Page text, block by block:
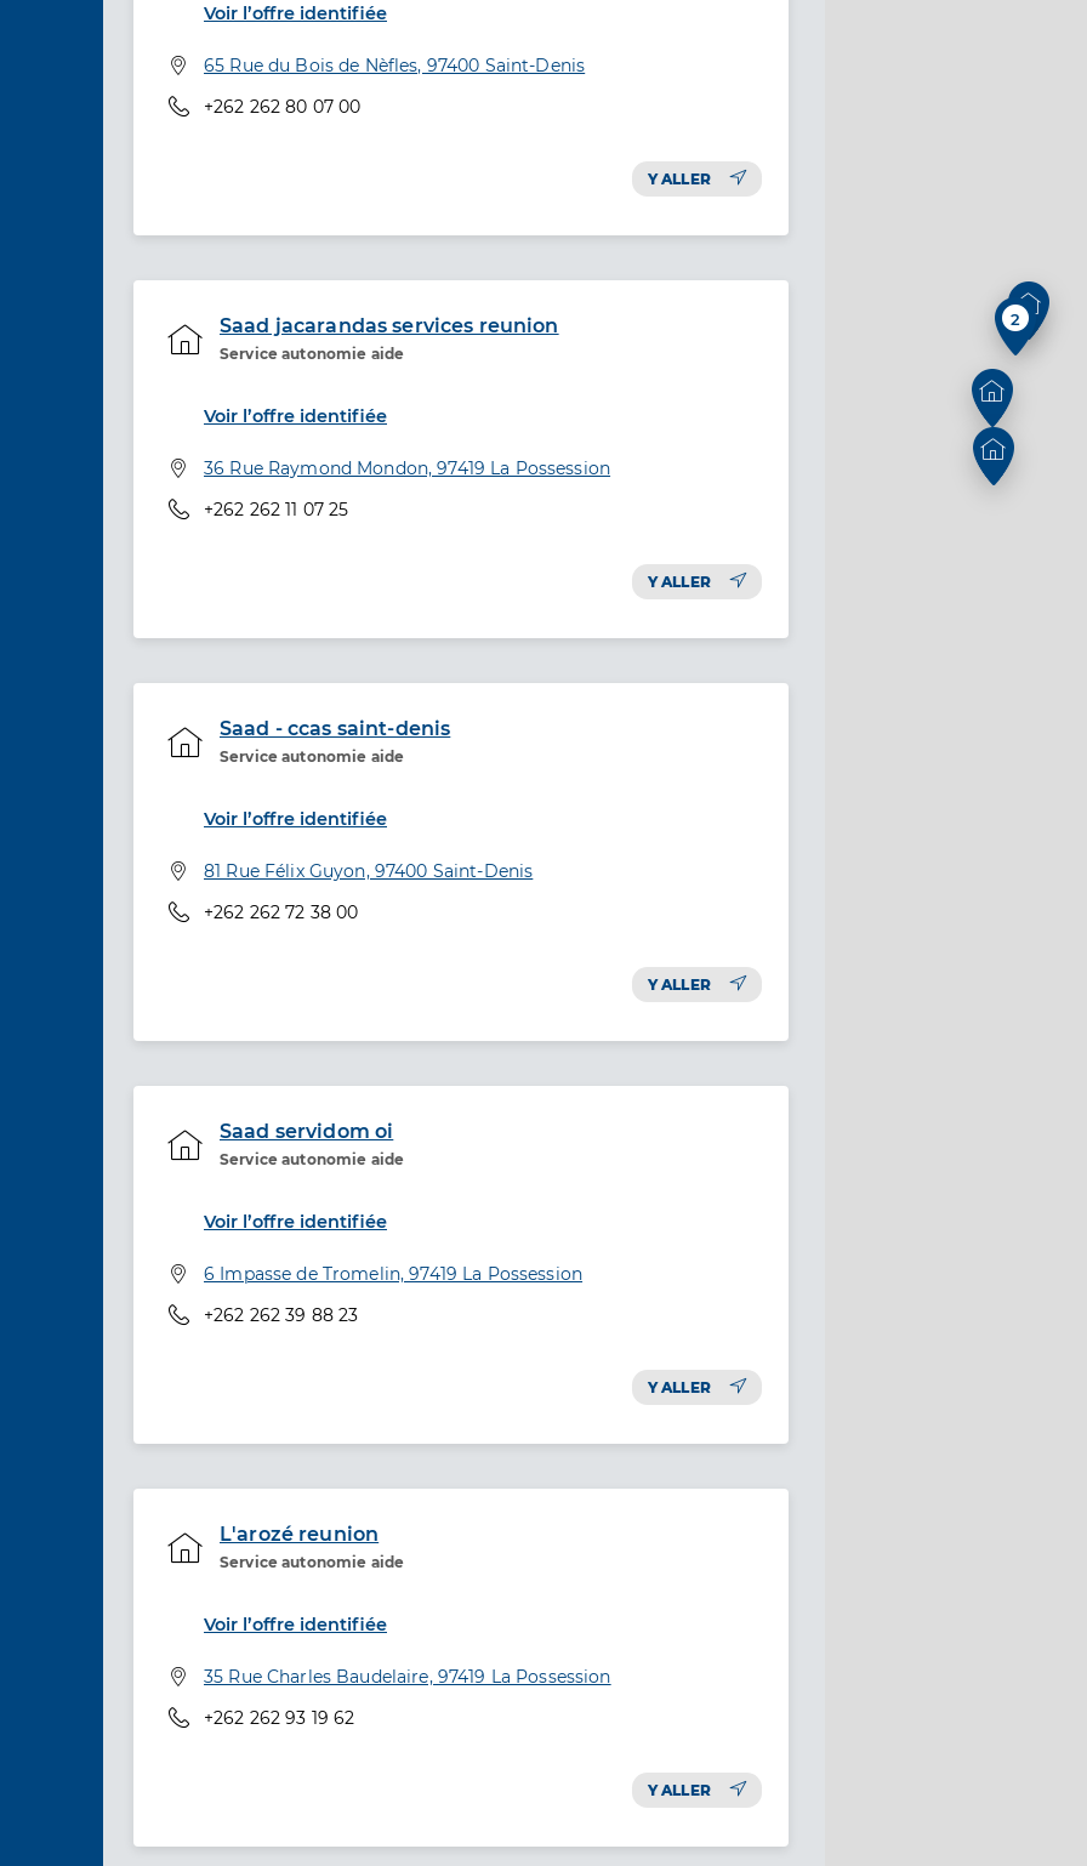
Voir l’offre identifiée
Adresse
65 Rue du Bois de Nèfles, 97400 Saint-Denis
Téléphone
+262 262 80 07 00
Y ALLER
Saad jacarandas services reunion
Service autonomie aide
Etablissement de soins
Voir l’offre identifiée
Adresse
36 Rue Raymond Mondon, 97419 La Possession
Téléphone
+262 262 11 07 25
Y ALLER
Saad - ccas saint-denis
Service autonomie aide
Etablissement de soins
Voir l’offre identifiée
Adresse
81 Rue Félix Guyon, 97400 Saint-Denis
Téléphone
+262 262 72 38 00
Y ALLER
Saad servidom oi
Service autonomie aide
Etablissement de soins
Voir l’offre identifiée
Adresse
6 Impasse de Tromelin, 97419 La Possession
Téléphone
+262 262 39 88 23
Y ALLER
L'arozé reunion
Service autonomie aide
Etablissement de soins
Voir l’offre identifiée
Adresse
35 Rue Charles Baudelaire, 97419 La Possession
Téléphone
+262 262 93 19 62
Y ALLER
2